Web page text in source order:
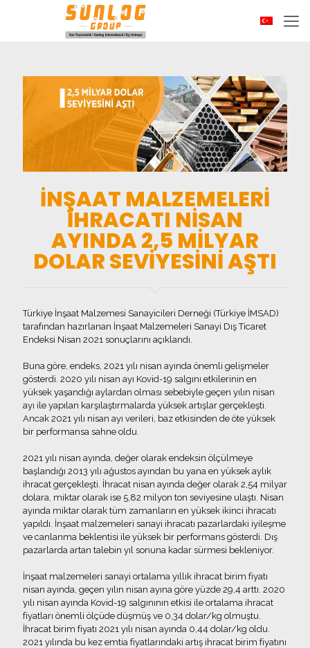
İNŞAAT MALZEMELERİ
İHRACATI NİSAN
AYINDA 2,5 MİLYAR
DOLAR SEVİYESİNİ AŞTI
Türkiye İnşaat Malzemesi Sanayicileri Derneği (Türkiye İMSAD)
tarafından hazırlanan İnşaat Malzemeleri Sanayi Dış Ticaret
Endeksi Nisan 2021 sonuçlarını açıklandı.
Buna göre, endeks, 2021 yılı nisan ayında önemli gelişmeler
gösterdi. 2020 yılı nisan ayı Kovid-19 salgını etkilerinin en
yüksek yaşandığı aylardan olması sebebiyle geçen yılın nisan
ayı ile yapılan karşılaştırmalarda yüksek artışlar gerçekleşti.
Ancak 2021 yılı nisan ayı verileri, baz etkisinden de öte yüksek
bir performansa sahne oldu.
2021 yılı nisan ayında, değer olarak endeksin ölçülmeye
başlandığı 2013 yılı ağustos ayından bu yana en yüksek aylık
ihracat gerçekleşti. İhracat nisan ayında değer olarak 2,54 milyar
dolara, miktar olarak ise 5,82 milyon ton seviyesine ulaştı. Nisan
ayında miktar olarak tüm zamanların en yüksek ikinci ihracatı
yapıldı. İnşaat malzemeleri sanayi ihracatı pazarlardaki iyileşme
ve canlanma beklentisi ile yüksek bir performans gösterdi. Dış
pazarlarda artan talebin yıl sonuna kadar sürmesi bekleniyor.
İnşaat malzemeleri sanayi ortalama yıllık ihracat birim fiyatı
nisan ayında, geçen yılın nisan ayına göre yüzde 29,4 arttı. 2020
yılı nisan ayında Kovid-19 salgınının etkisi ile ortalama ihracat
fiyatları önemli ölçüde düşmüş ve 0,34 dolar/kg olmuştu.
İhracat birim fiyatı 2021 yılı nisan ayında 0,44 dolar/kg oldu.
2021 yılında bu kez emtia fiyatlarındaki artış ihracat birim fiyatını